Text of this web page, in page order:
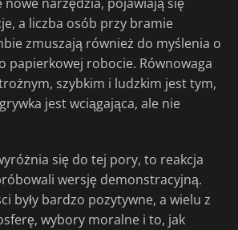
a liczba osób przy bramie
zmuszają również do myślenia o
papierkowej robocie. Równowaga
szybkim i ludzkim jest tym,
jest wciągająca, ale nie
się do tej pory, to reakcja
wersję demonstracyjną.
były bardzo pozytywne, a wielu z
wybory moralne i to, jak